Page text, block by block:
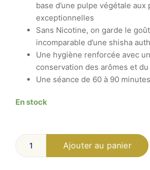
base d’une pulpe végétale
exceptionnelles
Sans Nicotine, on garde le
incomparable d’une shisha
Une hygiène renforcée avec u
conservation des arômes et du
Une séance de 60 à 90 minutes
En stock
Ajouter au panier